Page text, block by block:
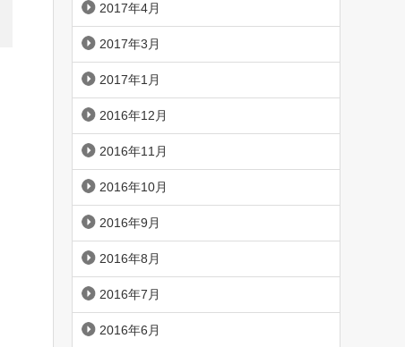
2017年4月
2017年3月
2017年1月
2016年12月
2016年11月
2016年10月
2016年9月
2016年8月
2016年7月
2016年6月